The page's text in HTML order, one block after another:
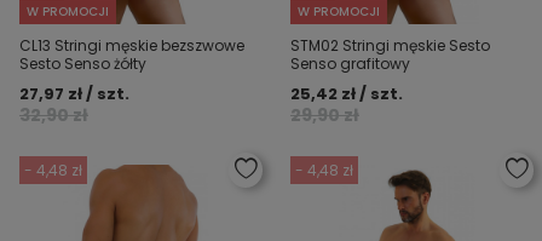
W PROMOCJI
CL13 Stringi męskie bezszwowe
Sesto Senso żółty
32,90 zł
27,97 zł / szt.
W PROMOCJI
STM02 Stringi męskie Sesto
Senso grafitowy
29,90 zł
25,42 zł / szt.
- 4,48 zł - 4,48 zł